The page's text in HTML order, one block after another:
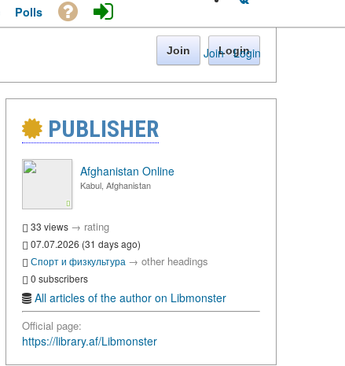
Join · Login
Polls
Join Login
PUBLISHER
Afghanistan Online
Kabul, Afghanistan
33 views → rating
07.07.2026 (31 days ago)
Спорт и физкультура → other headings
0 subscribers
All articles of the author on Libmonster
Official page:
https://library.af/Libmonster